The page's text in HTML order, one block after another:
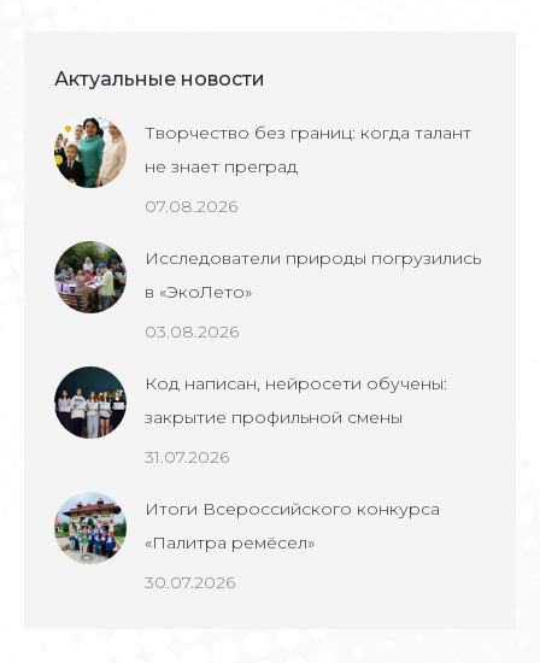
Актуальные новости
Творчество без границ: когда талант
не знает преград
07.08.2026
Исследователи природы погрузились
в «ЭкоЛето»
03.08.2026
Код написан, нейросети обучены:
закрытие профильной смены
31.07.2026
Итоги Всероссийского конкурса
«Палитра ремёсел»
30.07.2026